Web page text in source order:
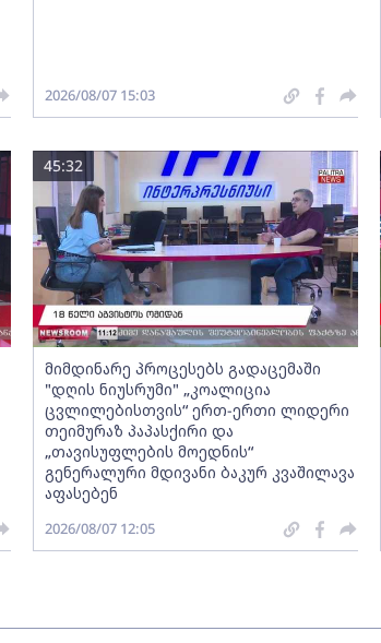
2026/08/07 15:03
მიმდინარე პროცესებს გადაცემაში
"დღის ნიუსრუმი" „კოალიცია
ცვლილებისთვის“ ერთ-ერთი ლიდერი
თეიმურაზ პაპასქირი და
„თავისუფლების მოედნის“
გენერალური მდივანი ბაკურ კვაშილავა
აფასებენ
45:32
2026/08/07 12:05